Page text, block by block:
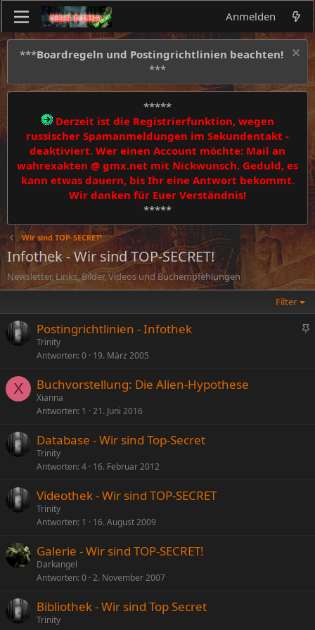
Anmelden
***Boardregeln und Postingrichtlinien beachten!
***
*****
Derzeit ist die Registrierfunktion, wegen
russischer Spamanmeldungen im Sekundentakt -
deaktiviert. Wer einen Account möchte: Mail an
wahrexakten @ gmx.net mit Nickwunsch. Geduld, es
kann etwas dauern, bis Ihr eine Antwort bekommt.
Wir danken für Euer Verständnis!
*****
Wir sind TOP-SECRET!
Infothek - Wir sind TOP-SECRET!
Newsletter, Links, Bilder, Videos und Buchempfehlungen
Filter
A
Postingrichtlinien - Infothek
Trinity
Antworten 0 19. März 2005
X Buchvorstellung: Die Alien-Hypothese
Xianna
Antworten 1 21. Juni 2016
Database - Wir sind Top-Secret
Trinity
Antworten 4 16. Februar 2012
Videothek - Wir sind TOP-SECRET
Trinity
Antworten 1 16. August 2009
Galerie - Wir sind TOP-SECRET!
Darkangel
Antworten 0 2. November 2007
Bibliothek - Wir sind Top Secret
Trinity